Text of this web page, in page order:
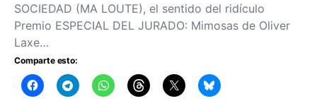
SOCIEDAD (MA LOUTE), el sentido del ridículo
Premio ESPECIAL DEL JURADO: Mimosas de Oliver
Laxe…
Comparte esto: